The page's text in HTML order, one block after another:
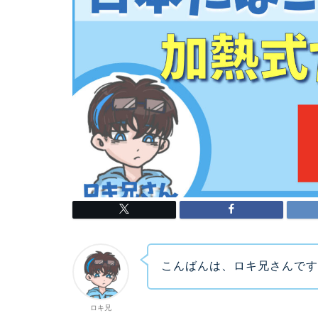
ロキ兄
こんばんは、ロキ兄さんで